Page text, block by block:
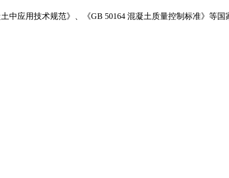
中应用技术规范》、《GB 50164 混凝土质量控制标准》等